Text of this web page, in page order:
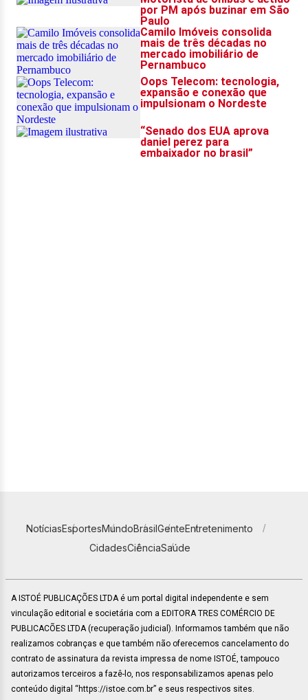
NotíciasEsportesMundoBrasilGenteEntretenimento
CidadesCiênciaSaúde
A ISTOÉ PUBLICAÇÕES LTDA é um portal digital independente e sem
vinculação editorial e societária com a EDITORA TRES COMÉRCIO DE
PUBLICACÕES LTDA (recuperação judicial). Informamos também que não
realizamos cobranças e que também não oferecemos cancelamento do
contrato de assinatura da revista impressa de nome ISTOÉ, tampouco
autorizamos terceiros a fazê-lo, nos responsabilizamos apenas pelo
conteúdo digital “https://istoe.com.br” e seus respectivos sites.